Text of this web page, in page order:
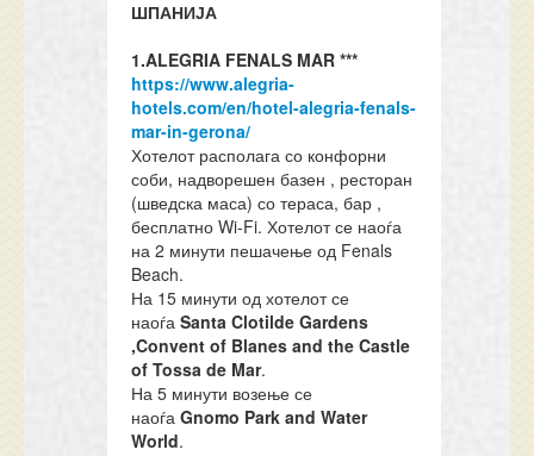
ШПАНИЈА
1.ALEGRIA FENALS MAR ***
https://www.alegria-
hotels.com/en/hotel-alegria-fenals-
mar-in-gerona/
Хотелот располага со конфорни
соби, надворешен базен , ресторан
(шведска маса) со тераса, бар ,
бесплатно Wi-Fi. Хотелот се наоѓа
на 2 минути пешачење од Fenals
Beach.
На 15 минути од хотелот се
наоѓаSanta Clotilde Gardens
,Convent of Blanes and the Castle
of Tossa de Mar.
На 5 минути возење се
наоѓаGnomo Park and Water
World.